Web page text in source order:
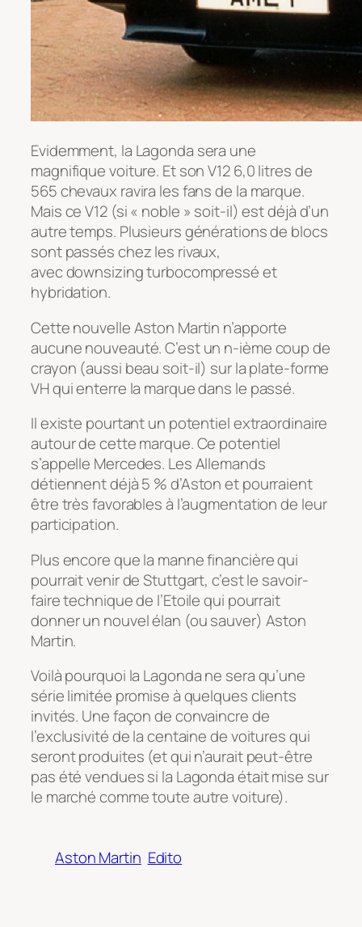
Evidemment, la Lagonda sera une
magnifique voiture. Et son V12 6,0 litres de
565 chevaux ravira les fans de la marque.
Mais ce V12 (si « noble » soit-il) est déjà d’un
autre temps. Plusieurs générations de blocs
sont passés chez les rivaux,
avec downsizing turbocompressé et
hybridation.
Cette nouvelle Aston Martin n’apporte
aucune nouveauté. C’est un n-ième coup de
crayon (aussi beau soit-il) sur la plate-forme
VH qui enterre la marque dans le passé.
Il existe pourtant un potentiel extraordinaire
autour de cette marque. Ce potentiel
s’appelle Mercedes. Les Allemands
détiennent déjà 5 % d’Aston et pourraient
être très favorables à l’augmentation de leur
participation.
Plus encore que la manne financière qui
pourrait venir de Stuttgart, c’est le savoir-
faire technique de l’Etoile qui pourrait
donner un nouvel élan (ou sauver) Aston
Martin.
Voilà pourquoi la Lagonda ne sera qu’une
série limitée promise à quelques clients
invités. Une façon de convaincre de
l’exclusivité de la centaine de voitures qui
seront produites (et qui n’aurait peut-être
pas été vendues si la Lagonda était mise sur
le marché comme toute autre voiture).
Aston Martin Edito